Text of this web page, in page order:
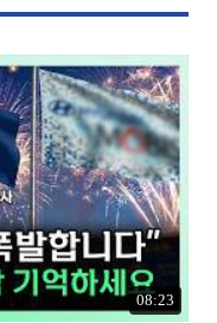
08:23